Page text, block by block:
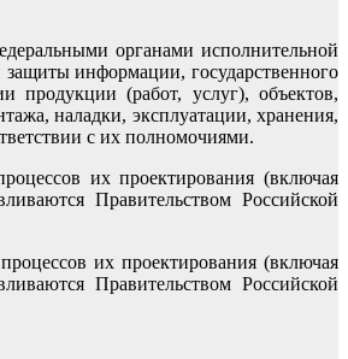
органами исполнительной
информации, государственного
продукции (работ, услуг), объектов,
наладки, эксплуатации, хранения,
с их полномочиями.
их проектирования (включая
Правительством Российской
их проектирования (включая
Правительством Российской